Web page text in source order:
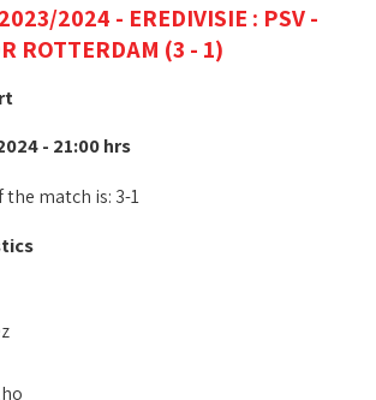
2024 - EREDIVISIE : PSV -
ROTTERDAM (3 - 1)
- 21:00 hrs
match is: 3-1